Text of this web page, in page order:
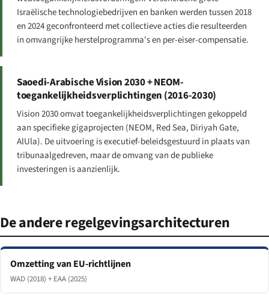
Israëlische technologiebedrijven en banken werden tussen 2018
en 2024 geconfronteerd met collectieve acties die resulteerden
in omvangrijke herstelprogramma's en per-eiser-compensatie.
Saoedi-Arabische Vision 2030 + NEOM-
toegankelijkheidsverplichtingen (2016-2030)
Vision 2030 omvat toegankelijkheidsverplichtingen gekoppeld
aan specifieke gigaprojecten (NEOM, Red Sea, Diriyah Gate,
AlUla). De uitvoering is executief-beleidsgestuurd in plaats van
tribunaalgedreven, maar de omvang van de publieke
investeringen is aanzienlijk.
De andere regelgevingsarchitecturen
Omzetting van EU-richtlijnen
WAD (2018) + EAA (2025)